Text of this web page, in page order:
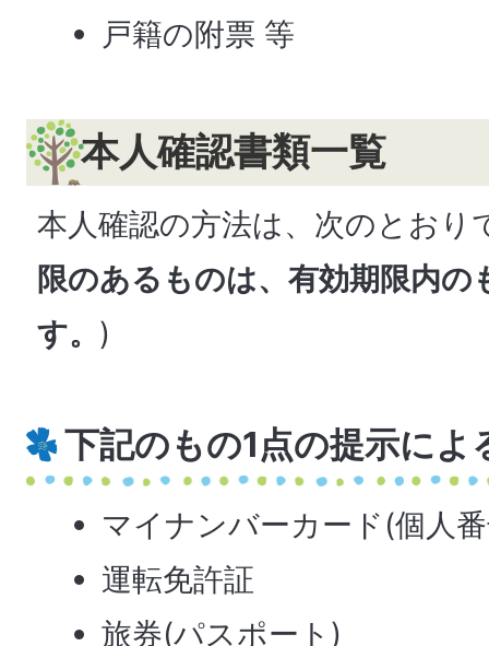
戸籍の附票 等
本人確認書類一覧
本人確認の方法は、次のとおり
限のあるものは、有効期限内の
す。 )
下記のもの1点の提示によ
マイナンバーカード(個人
運転免許証
旅券(パスポート)